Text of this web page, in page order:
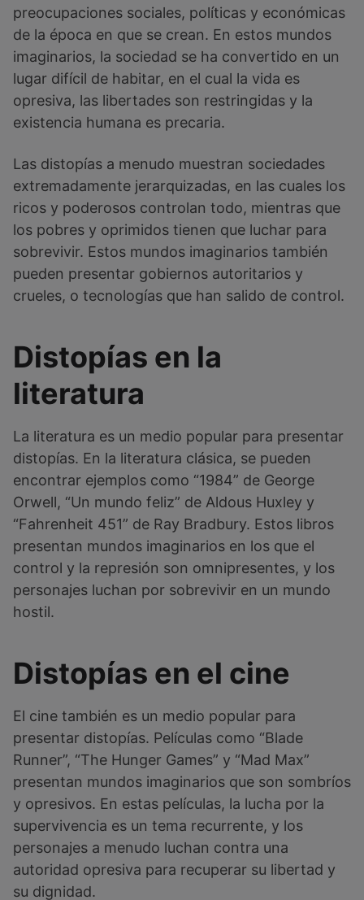
preocupaciones sociales, políticas y económicas
de la época en que se crean. En estos mundos
imaginarios, la sociedad se ha convertido en un
lugar difícil de habitar, en el cual la vida es
opresiva, las libertades son restringidas y la
existencia humana es precaria.
Las distopías a menudo muestran sociedades
extremadamente jerarquizadas, en las cuales los
ricos y poderosos controlan todo, mientras que
los pobres y oprimidos tienen que luchar para
sobrevivir. Estos mundos imaginarios también
pueden presentar gobiernos autoritarios y
crueles, o tecnologías que han salido de control.
Distopías en la
literatura
La literatura es un medio popular para presentar
distopías. En la literatura clásica, se pueden
encontrar ejemplos como “1984” de George
Orwell, “Un mundo feliz” de Aldous Huxley y
“Fahrenheit 451” de Ray Bradbury. Estos libros
presentan mundos imaginarios en los que el
control y la represión son omnipresentes, y los
personajes luchan por sobrevivir en un mundo
hostil.
Distopías en el cine
El cine también es un medio popular para
presentar distopías. Películas como “Blade
Runner”, “The Hunger Games” y “Mad Max”
presentan mundos imaginarios que son sombríos
y opresivos. En estas películas, la lucha por la
supervivencia es un tema recurrente, y los
personajes a menudo luchan contra una
autoridad opresiva para recuperar su libertad y
su dignidad.